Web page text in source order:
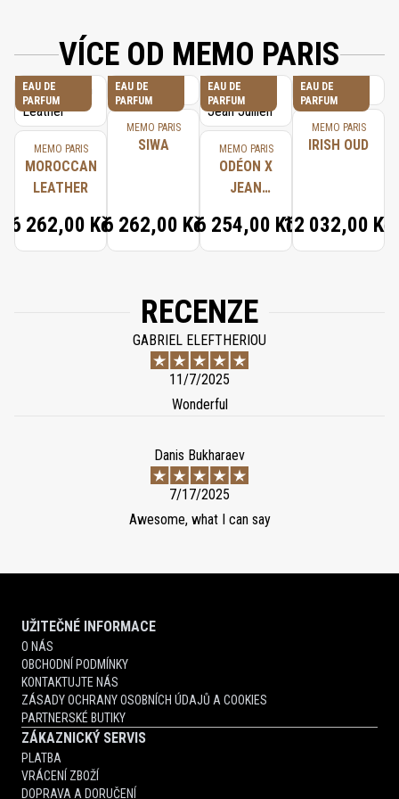
VÍCE OD MEMO PARIS
EAU DE
PARFUM
MEMO PARIS
MOROCCAN
LEATHER
6 262,00 Kč
EAU DE
PARFUM
MEMO PARIS
SIWA
6 262,00 Kč
EAU DE
PARFUM
MEMO PARIS
ODÉON X
JEAN
6 254,00 Kč
EAU DE
PARFUM
MEMO PARIS
IRISH OUD
12 032,00 Kč
RECENZE
GABRIEL ELEFTHERIOU
11/7/2025
Wonderful
Danis Bukharaev
7/17/2025
Awesome, what I can say
UŽITEČNÉ INFORMACE
O NÁS
OBCHODNÍ PODMÍNKY
KONTAKTUJTE NÁS
ZÁSADY OCHRANY OSOBNÍCH ÚDAJŮ A COOKIES
PARTNERSKÉ BUTIKY
ZÁKAZNICKÝ SERVIS
PLATBA
VRÁCENÍ ZBOŽÍ
DOPRAVA A DORUČENÍ